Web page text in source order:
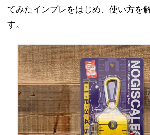
てみたインプレをはじめ、使い方を
す。